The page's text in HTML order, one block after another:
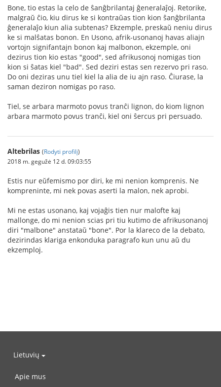
Bone, tio estas la celo de ŝanĝbrilantaj ĝeneralaĵoj. Retorike,
malgraŭ ĉio, kiu dirus ke si kontraŭas tion kion ŝanĝbrilanta
ĝeneralaĵo kiun alia subtenas? Ekzemple, preskaŭ neniu dirus
ke si malŝatas bonon. En Usono, afrik-usonanoj havas aliajn
vortojn signifantajn bonon kaj malbonon, ekzemple, oni
dezirus tion kio estas "good", sed afrikusonoj nomigas tion
kion si ŝatas kiel "bad". Sed deziri estas sen rezervo pri raso.
Do oni deziras unu tiel kiel la alia de iu ajn raso. Ĉiurase, la
saman deziron nomigas po raso.
Tiel, se arbara marmoto povus tranĉi lignon, do kiom lignon
arbara marmoto povus tranĉi, kiel oni ŝercus pri persuado.
Altebrilas (Rodyti profilį)
2018 m. gegužė 12 d. 09:03:55
Estis nur eŭfemismo por diri, ke mi nenion komprenis. Ne
kompreninte, mi nek povas aserti la malon, nek aprobi.
Mi ne estas usonano, kaj vojaĝis tien nur malofte kaj
mallonge, do mi nenion scias pri tiu kutimo de afrikusonanoj
diri "malbone" anstataŭ "bone". Por la klareco de la debato,
dezirindas klariga enkonduka paragrafo kun unu aŭ du
ekzemploj.
Lietuvių
Apie mus